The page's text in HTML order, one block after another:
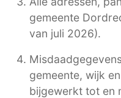
gemeente
van juli 2026).
gemeente, wijk
bijgewerkt tot en